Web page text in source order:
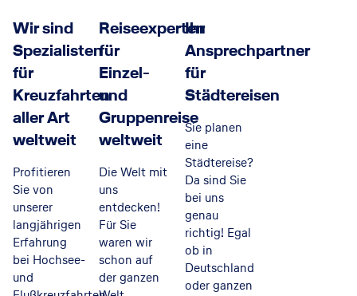
Sie auf die Schaltfläche klicken, erklären
Sie sich mit der Nutzung des Dienstes
einverstanden.
Akzeptieren
Wir sind
Spezialisten
für
Kreuzfahrten
aller Art
weltweit
Profitieren
Sie von
unserer
langjährigen
Erfahrung
bei Hochsee-
und
Reiseexperten
für
Einzel-
und
Gruppenreise
weltweit
Die Welt mit
uns
entdecken!
Für Sie
waren wir
schon auf
der ganzen
Ihr
Ansprechpartner
für
Städtereisen
Sie planen
eine
Städtereise?
Da sind Sie
bei uns
genau
richtig! Egal
ob in
Deutschland
oder ganzen